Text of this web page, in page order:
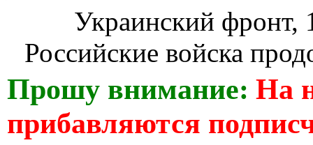
Украинский фронт,
Российские войска
Прошу внимание: На
прибавляются